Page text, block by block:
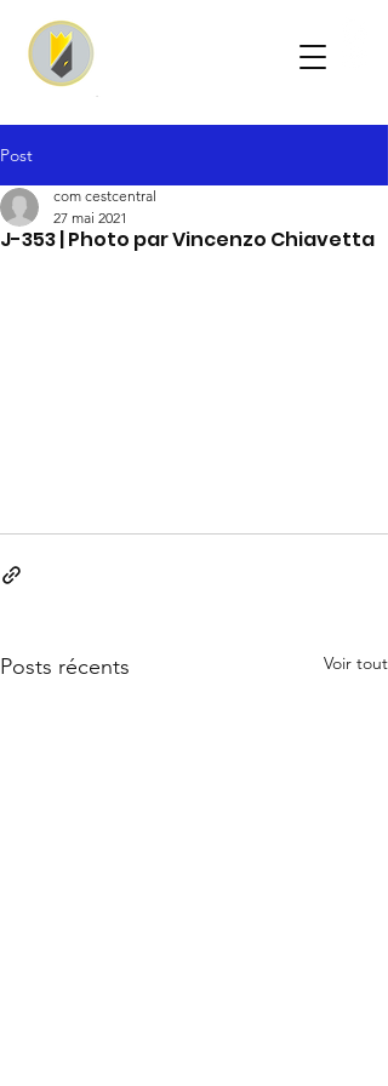
Post
J-353 | Photo par Vincenzo Chiavetta
com cestcentral
27 mai 2021
Posts récents Voir tout